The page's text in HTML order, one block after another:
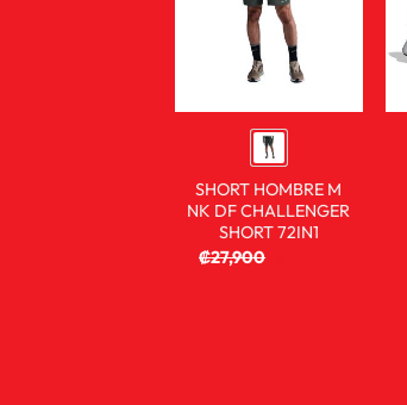
SHORT HOMBRE M
NK DF CHALLENGER
SHORT 72IN1
₡27,900